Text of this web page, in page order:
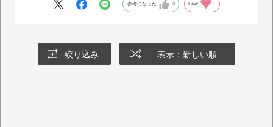
参考になった 0 Like! 1
絞り込み 表示：新しい順